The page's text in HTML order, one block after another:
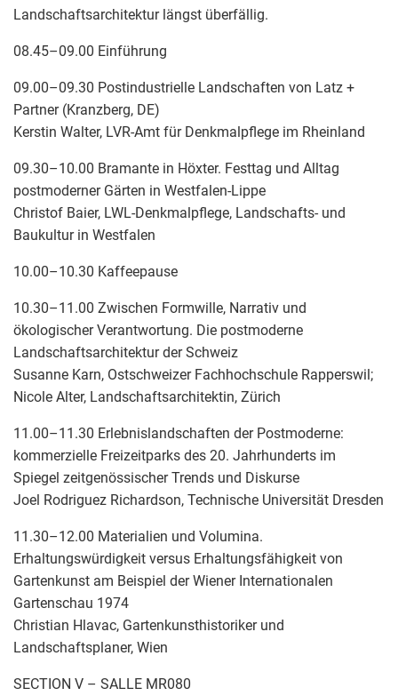
Landschaftsarchitektur längst überfällig.
08.45–09.00 Einführung
09.00–09.30 Postindustrielle Landschaften von Latz +
Partner (Kranzberg, DE)
Kerstin Walter, LVR-Amt für Denkmalpflege im Rheinland
09.30–10.00 Bramante in Höxter. Festtag und Alltag
postmoderner Gärten in Westfalen-Lippe
Christof Baier, LWL-Denkmalpflege, Landschafts- und
Baukultur in Westfalen
10.00–10.30 Kaffeepause
10.30–11.00 Zwischen Formwille, Narrativ und
ökologischer Verantwortung. Die postmoderne
Landschaftsarchitektur der Schweiz
Susanne Karn, Ostschweizer Fachhochschule Rapperswil;
Nicole Alter, Landschaftsarchitektin, Zürich
11.00–11.30 Erlebnislandschaften der Postmoderne:
kommerzielle Freizeitparks des 20. Jahrhunderts im
Spiegel zeitgenössischer Trends und Diskurse
Joel Rodriguez Richardson, Technische Universität Dresden
11.30–12.00 Materialien und Volumina.
Erhaltungswürdigkeit versus Erhaltungsfähigkeit von
Gartenkunst am Beispiel der Wiener Internationalen
Gartenschau 1974
Christian Hlavac, Gartenkunsthistoriker und
Landschaftsplaner, Wien
SECTION V – SALLE MR080